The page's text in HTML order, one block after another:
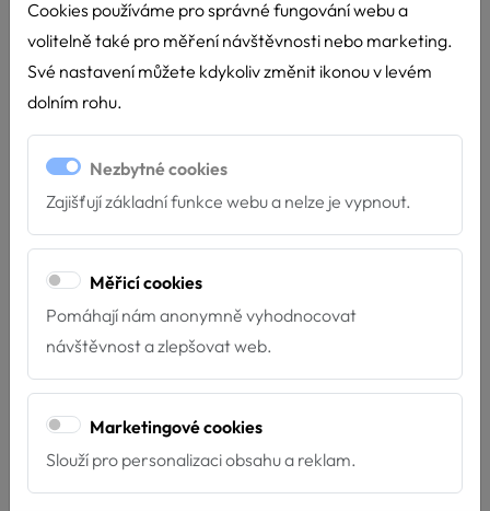
Nové týmy u Hafíka
4.7.2026
Máme velkou radost z nových týmů, které završily
svou přípravu pro poskytování služeb za...
Cookies používáme pro správné fungování webu a
volitelně také pro měření návštěvnosti nebo marketing.
Své nastavení můžete kdykoliv změnit ikonou v levém
dolním rohu.
Nezbytné cookies
Zajišťují základní funkce webu a nelze je vypnout.
Měřicí cookies
Pomáhají nám anonymně vyhodnocovat
návštěvnost a zlepšovat web.
Marketingové cookies
Slouží pro personalizaci obsahu a reklam.